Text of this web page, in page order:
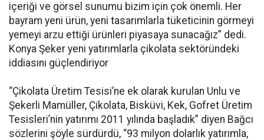
içeriği ve görsel sunumu bizim için çok önemli. Her
bayram yeni ürün, yeni tasarımlarla tüketicinin görmeyi
yemeyi arzu ettiği ürünleri piyasaya sunacağız” dedi.
Konya Şeker yeni yatırımlarla çikolata sektöründeki
iddiasını güçlendiriyor
“Çikolata Üretim Tesisi’ne ek olarak kurulan Unlu ve
Şekerli Mamüller, Çikolata, Bisküvi, Kek, Gofret Üretim
Tesisleri’nin yatırımı 2011 yılında başladık” diyen Bağcı
sözlerini şöyle sürdürdü, “93 milyon dolarlık yatırımla,